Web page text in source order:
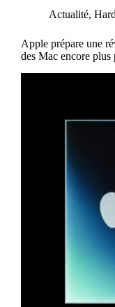
Actualité,
Apple prépare une
des Mac encore plus